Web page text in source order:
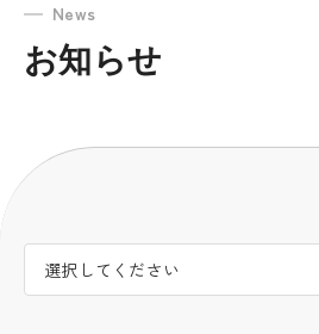
News
お知らせ
選択してください